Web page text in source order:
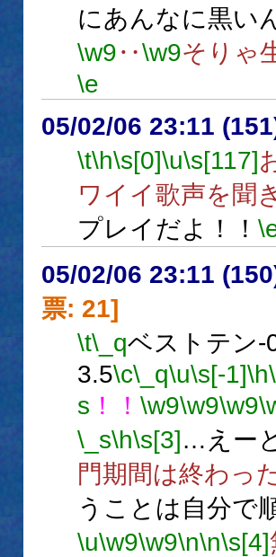
にあんなに黒い
\w9‥\w9そりゃ
\e
05/02/06 23:11
\t\h\s[0]\u\s[117]
ワイイ歌声を聞
プレイだよ！！
05/02/06 23:11
票: 21]
\t\_qベストテン-
3.5\c\_q\u\s[-1]\h
s ！！ \w9\w9\w9
\_s\h\s[3]…えー
門期間は終わっ
うことは自分で
\u\w9\w9\n\n\s[4]